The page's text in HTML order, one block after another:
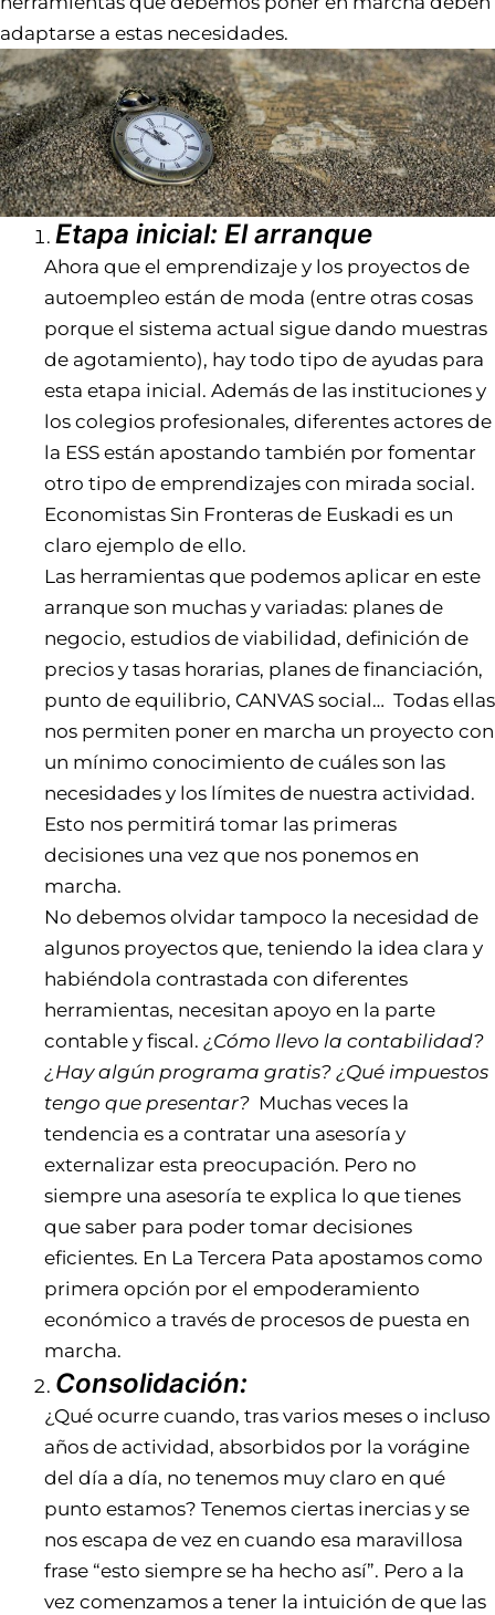
adaptarse a estas necesidades.
Etapa inicial: El arranque
Ahora que el emprendizaje y los proyectos de
autoempleo están de moda (entre otras cosas
porque el sistema actual sigue dando muestras
de agotamiento), hay todo tipo de ayudas para
esta etapa inicial. Además de las instituciones y
los colegios profesionales, diferentes actores de
la ESS están apostando también por fomentar
otro tipo de emprendizajes con mirada social.
Economistas Sin Fronteras de Euskadi es un
claro ejemplo de ello.
Las herramientas que podemos aplicar en este
arranque son muchas y variadas: planes de
negocio, estudios de viabilidad, definición de
precios y tasas horarias, planes de financiación,
punto de equilibrio, CANVAS social… Todas ellas
nos permiten poner en marcha un proyecto con
un mínimo conocimiento de cuáles son las
necesidades y los límites de nuestra actividad.
Esto nos permitirá tomar las primeras
decisiones una vez que nos ponemos en
marcha.
No debemos olvidar tampoco la necesidad de
algunos proyectos que, teniendo la idea clara y
habiéndola contrastada con diferentes
herramientas, necesitan apoyo en la parte
contable y fiscal. ¿Cómo llevo la contabilidad?
¿Hay algún programa gratis? ¿Qué impuestos
tengo que presentar? Muchas veces la
tendencia es a contratar una asesoría y
externalizar esta preocupación. Pero no
siempre una asesoría te explica lo que tienes
que saber para poder tomar decisiones
eficientes. En La Tercera Pata apostamos como
primera opción por el empoderamiento
económico a través de procesos de puesta en
marcha.
Consolidación:
¿Qué ocurre cuando, tras varios meses o incluso
años de actividad, absorbidos por la vorágine
del día a día, no tenemos muy claro en qué
punto estamos? Tenemos ciertas inercias y se
nos escapa de vez en cuando esa maravillosa
frase “esto siempre se ha hecho así”. Pero a la
vez comenzamos a tener la intuición de que las